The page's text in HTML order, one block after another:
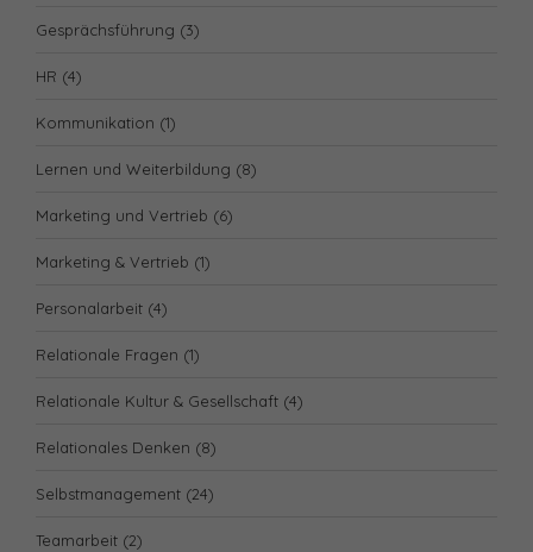
Gesprächsführung (3)
HR (4)
Kommunikation (1)
Lernen und Weiterbildung (8)
Marketing und Vertrieb (6)
Marketing & Vertrieb (1)
Personalarbeit (4)
Relationale Fragen (1)
Relationale Kultur & Gesellschaft (4)
Relationales Denken (8)
Selbstmanagement (24)
Teamarbeit (2)